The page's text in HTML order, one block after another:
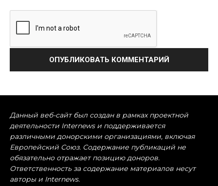
Данный веб-сайт был создан в рамках проектной
деятельности Internews и поддерживается
различными донорскими организациями, включая
Европейский Союз. Содержание публикаций не
обязательно отражает позицию доноров.
Ответственность за содержание материалов несут
авторы и Internews.